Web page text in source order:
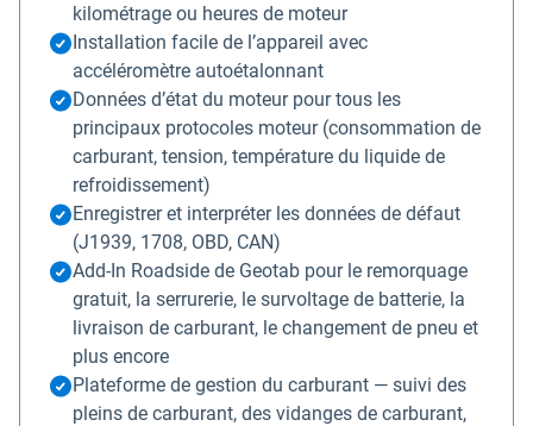
kilométrage ou heures de moteur
Installation facile de l’appareil avec
accéléromètre autoétalonnant
Données d’état du moteur pour tous les
principaux protocoles moteur (consommation de
carburant, tension, température du liquide de
refroidissement)
Enregistrer et interpréter les données de défaut
(J1939, 1708, OBD, CAN)
Add-In Roadside de Geotab pour le remorquage
gratuit, la serrurerie, le survoltage de batterie, la
livraison de carburant, le changement de pneu et
plus encore
Plateforme de gestion du carburant — suivi des
pleins de carburant, des vidanges de carburant,